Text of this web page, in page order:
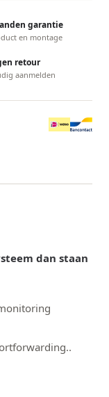
garantie
en montage
retour
aanmelden
dan staan